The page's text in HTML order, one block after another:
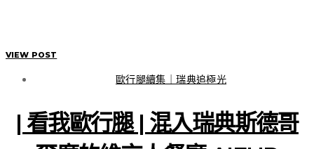
VIEW POST
歐行腿續集｜瑞典追極光
| 看我歐行腿 | 混入瑞典斯德哥